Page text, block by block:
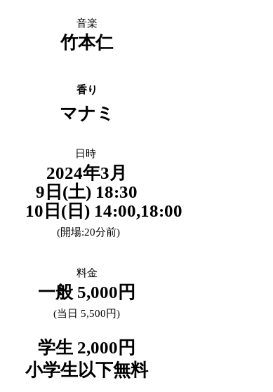
音楽
竹本仁
香り
マナミ
日時
2024年3月
9日(土) 18:30
10日(日) 14:00,18:00
(開場:20分前)
料金
一般 5,000円
(当日 5,500円)
学生 2,000円
小学生以下無料